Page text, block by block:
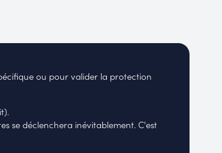
ou pour valider la protection
).
se déclenchera inévitablement. C'est